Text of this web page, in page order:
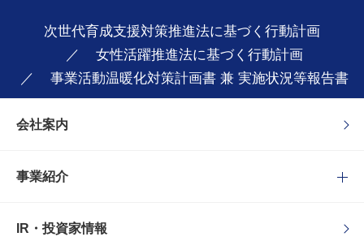
次世代育成支援対策推進法に基づく行動計画
女性活躍推進法に基づく行動計画
事業活動温暖化対策計画書 兼 実施状況等報告書
会社案内
事業紹介
IR・投資家情報